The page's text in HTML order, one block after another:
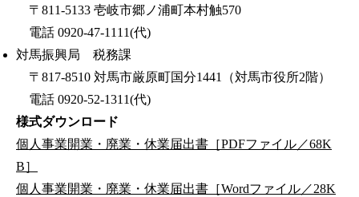
〒811-5133 壱岐市郷ノ浦町本村触570
電話 0920-47-1111(代)
対馬振興局 税務課
〒817-8510 対馬市厳原町国分1441（対馬市役所2階）
電話 0920-52-1311(代)
様式ダウンロード
個人事業開業・廃業・休業届出書［PDFファイル／68K
B］
個人事業開業・廃業・休業届出書［Wordファイル／28K